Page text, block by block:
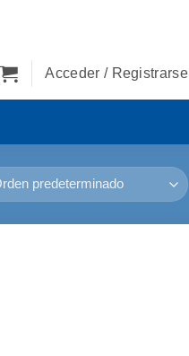
Acceder / Registrarse